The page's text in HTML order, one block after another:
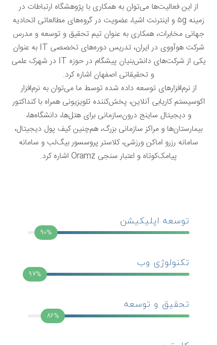
از این فعالیت‌ها می‌توان به همکاری با پژوهشگاه ارتباطات در
زمینه ۵g و اینترنت اشیا، عضویت در گروه‌های مطالعاتی اتحادیه
جهانی مخابرات، همکاری به عنوان تیم تحقیق و توسعه و مدرس
شرکت هوآووی در ایران، تدریس دوره‌های تخصصی IT به عنوان
یکی از شرکت‌های دانش‌بنیان پیشگام در حوزه IT در شهرک علمی
و تحقیقاتی اصفهان اشاره کرد.
از نرم‌افزارهای توسعه داده شده توسط ما می‌توان به نرم‌افزار
اکوسیستم کاریابی آنلاین، پخش‌کننده تلویزیونی همراه با کنداکتور
و دیجیتال ساینج درون‌سازمانی برای هتل‌ها، دانشگاه‌ها،
بیمارستان‌ها و مراکز سازمانی بزرگ، هم‌چنین کیف پول دیجیتال،
سامانه رزرو اماکن ورزشی، کلاستر پروسسور بیگ‌لب و سامانه
پیامک‌کوتاه و اعتبار سنجی Oramz اشاره کرد.
90%
توسعه اپلیکیشن
97%
تکنولوژی وب
86%
تحقیق و توسعه